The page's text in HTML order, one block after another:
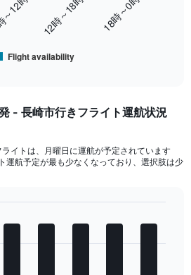
Flight availability
12時 12時～18時 18時～0時
- 長崎市行きフライト運航状況
イトは、月曜日に運航が予定されています
運航予定が最も少なくなっており、選択肢は少